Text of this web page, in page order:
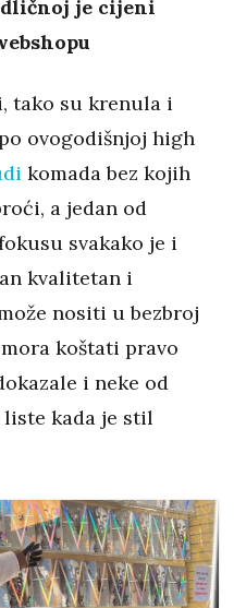
je cijeni
tako su krenula i
ovogodišnjoj high
komada bez kojih
a jedan od
svakako je i
kvalitetan i
nositi u bezbroj
koštati pravo
i neke od
kada je stil